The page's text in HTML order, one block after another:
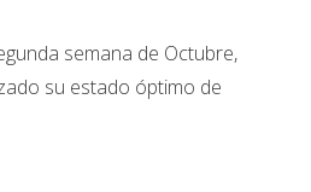
semana de Octubre,
su estado óptimo de